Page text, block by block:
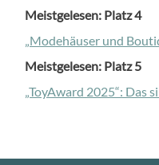
Meistgelesen: Platz 4
„Modehäuser und
Meistgelesen: Platz 5
„ToyAward 2025“: Das